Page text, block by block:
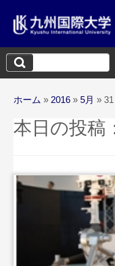
検
索:
ホーム » 2016 » 5月 » 31
本日の投稿
...